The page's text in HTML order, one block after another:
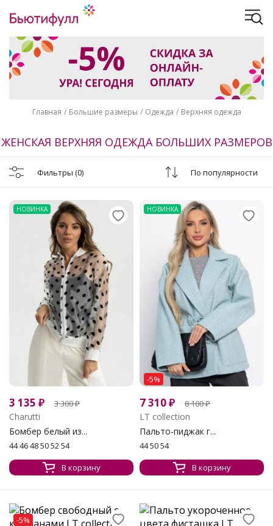
Главная Большие размеры Одежда Верхняя одежда
ЖЕНСКАЯ ВЕРХНЯЯ ОДЕЖДА БОЛЬШИХ РАЗМЕРОВ
Фильтры (0) По популярности
НОВИНКА
3 135 ₽ 3 300₽
Charutti
Бомбер белый из...
44 46 48 50 52 54
В корзину
НОВИНКА
-5%
7 310₽ 8 100₽
LT collection
Пальто-пиджак г...
44 50 54
В корзину
-5%